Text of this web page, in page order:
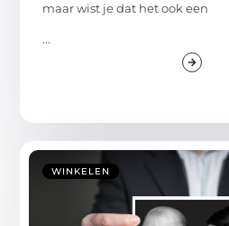
maar wist je dat het ook een
...
WINKELEN